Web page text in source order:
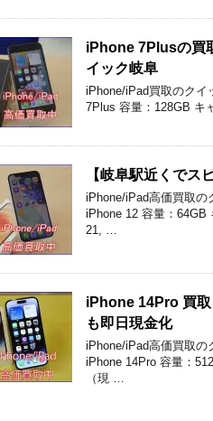
iPhone 7Plusの買
イック岐阜
iPhone/iPad買取のクイ
7Plus 容量：128GB キ
【岐阜駅近くで
iPhone/iPad高価買取の
iPhone 12 容量：64GB
21, …
iPhone 14Pro 買
も即日現金化
iPhone/iPad高価買取の
iPhone 14Pro 容量：
（現 …